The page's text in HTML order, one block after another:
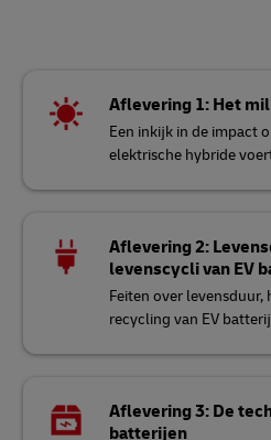
Aflevering 1: Het
Een inkijk in de impact
elektrische hybride
Aflevering 2:
levenscycli van EV
Feiten over levensduur,
recycling van EV
Aflevering 3: De
batterijen